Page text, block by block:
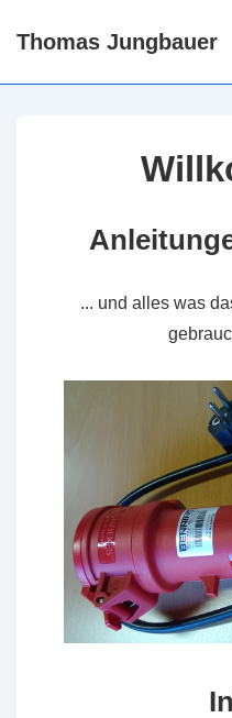
Thomas Jungbauer
... und alles was